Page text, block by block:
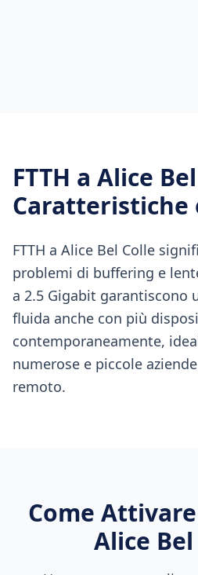
FTTH a Alice
Caratteristiche
FTTH a Alice Bel Colle
problemi di buffering e
a 2.5 Gigabit garantiscono
fluida anche con più
contemporaneamente,
numerose e piccole
remoto.
Come
Alice